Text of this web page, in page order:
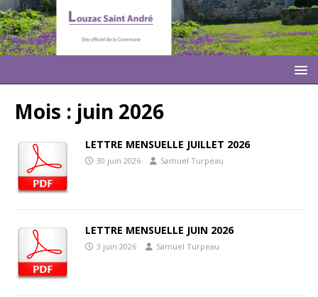
Mois : juin 2026
LETTRE MENSUELLE JUILLET 2026
30 juin 2026 Samuel Turpeau
LETTRE MENSUELLE JUIN 2026
3 juin 2026 Samuel Turpeau